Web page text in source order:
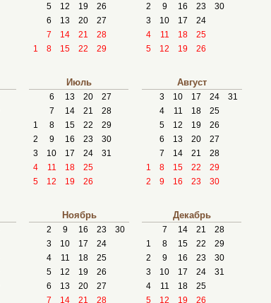
5
12 19
26
6
13 20
27
7
14 21
28
1
8 15 22 29
2
9 16 23
30
3
10 17
24
4
11 18
25
5
12 19 26
Июль
6 13 20
27
7
14 21
28
1
8 15 22
29
2
9 16 23
30
3
10 17 24
31
4
11 18
25
5
12 19 26
Август
3 10 17 24
31
4
11 18
25
5
12 19
26
6
13 20
27
7
14 21
28
1
8 15 22
29
2
9 16 23 30
Ноябрь
2 9 16 23
30
3
10 17
24
4
11 18
25
5
12 19
26
6
13 20
27
7
14 21 28
Декабрь
7 14 21
28
1
8 15 22
29
2
9 16 23
30
3
10 17 24
31
4
11 18
25
5
12 19 26